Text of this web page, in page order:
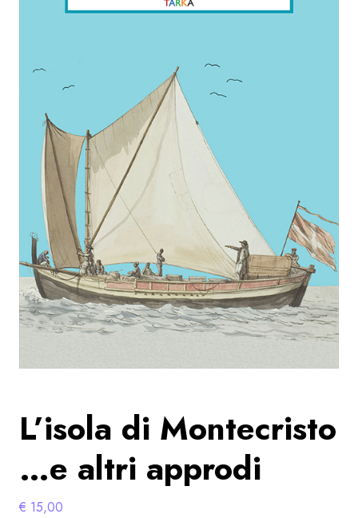
L’isola di Montecristo
…e altri approdi
€ 15,00